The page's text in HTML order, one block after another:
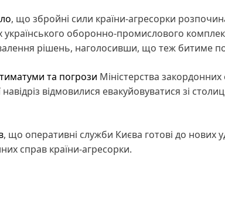
, що збройні сили країни-агресорки
українського оборонно-промислового
рішень, наголосивши, що теж битиме
та погрози Міністерства закордонних
відмовилися евакуйовуватися зі
, що оперативні служби Києва готові до нових
справ країни-агресорки.